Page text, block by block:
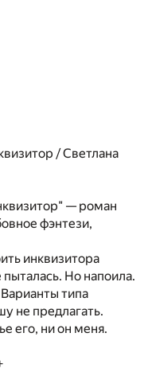
/ Светлана
— роман
фэнтези,
инквизитора
Но напоила.
типа
не предлагать.
его, ни он меня.